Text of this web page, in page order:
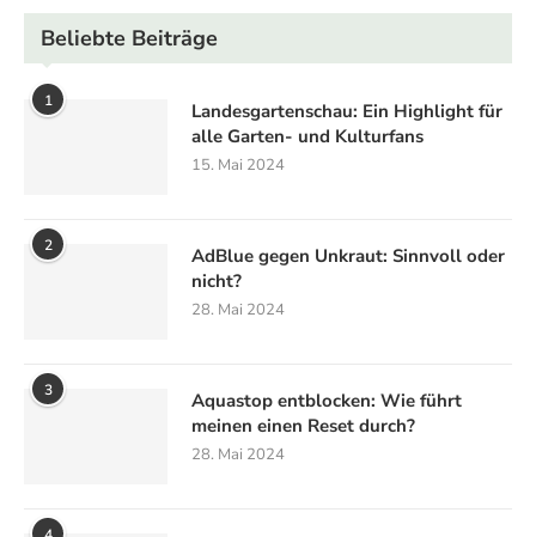
Beliebte Beiträge
1
Landesgartenschau: Ein Highlight für
alle Garten- und Kulturfans
15. Mai 2024
2
AdBlue gegen Unkraut: Sinnvoll oder
nicht?
28. Mai 2024
3
Aquastop entblocken: Wie führt
meinen einen Reset durch?
28. Mai 2024